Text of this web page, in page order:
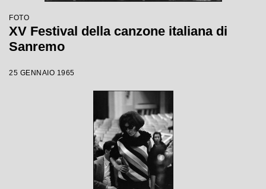
FOTO
XV Festival della canzone italiana di
Sanremo
25 GENNAIO 1965